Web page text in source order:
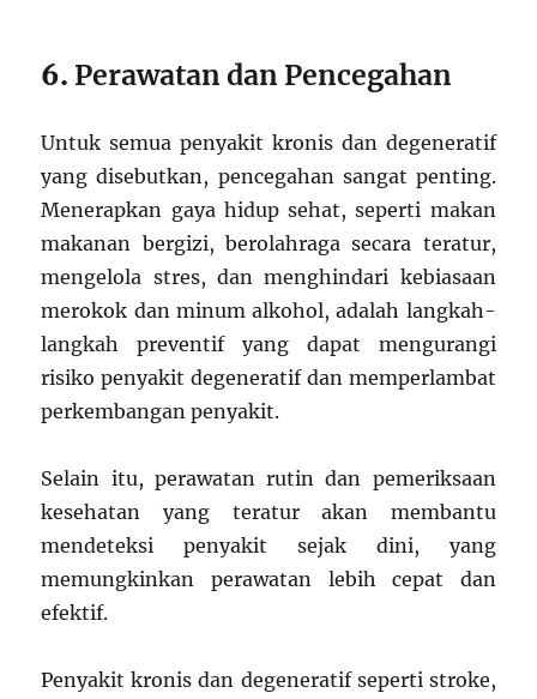
6. Perawatan dan Pencegahan
Untuk semua penyakit kronis dan degeneratif
yang disebutkan, pencegahan sangat penting.
Menerapkan gaya hidup sehat, seperti makan
makanan bergizi, berolahraga secara teratur,
mengelola stres, dan menghindari kebiasaan
merokok dan minum alkohol, adalah langkah-
langkah preventif yang dapat mengurangi
risiko penyakit degeneratif dan memperlambat
perkembangan penyakit.
Selain itu, perawatan rutin dan pemeriksaan
kesehatan yang teratur akan membantu
mendeteksi penyakit sejak dini, yang
memungkinkan perawatan lebih cepat dan
efektif.
Penyakit kronis dan degeneratif seperti stroke,